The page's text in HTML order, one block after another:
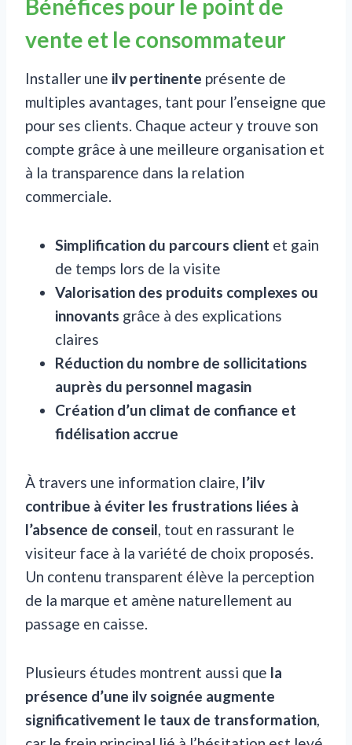
Bénéfices pour le point de
vente et le consommateur
Installer une ilv pertinente présente de
multiples avantages, tant pour l’enseigne que
pour ses clients. Chaque acteur y trouve son
compte grâce à une meilleure organisation et
à la transparence dans la relation
commerciale.
Simplification du parcours client et gain
de temps lors de la visite
Valorisation des produits complexes ou
innovants grâce à des explications
claires
Réduction du nombre de sollicitations
auprès du personnel magasin
Création d’un climat de confiance et
fidélisation accrue
À travers une information claire, l’ilv
contribue à éviter les frustrations liées à
l’absence de conseil, tout en rassurant le
visiteur face à la variété de choix proposés.
Un contenu transparent élève la perception
de la marque et amène naturellement au
passage en caisse.
Plusieurs études montrent aussi que la
présence d’une ilv soignée augmente
significativement le taux de transformation,